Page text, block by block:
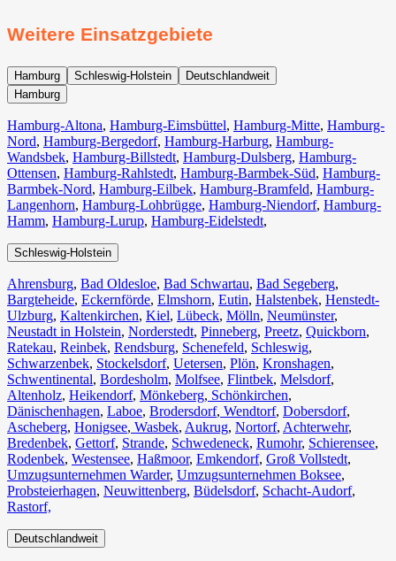
Weitere Einsatzgebiete
Hamburg Schleswig-Holstein
Deutschlandweit
Hamburg
Hamburg-Altona, Hamburg-Eimsbüttel, Hamburg-Mitte, Hamburg-
Nord, Hamburg-Bergedorf, Hamburg-Harburg, Hamburg-
Wandsbek, Hamburg-Billstedt, Hamburg-Dulsberg, Hamburg-
Ottensen, Hamburg-Rahlstedt, Hamburg-Barmbek-Süd, Hamburg-
Barmbek-Nord, Hamburg-Eilbek, Hamburg-Bramfeld, Hamburg-
Langenhorn, Hamburg-Lohbrügge, Hamburg-Niendorf, Hamburg-
Hamm, Hamburg-Lurup, Hamburg-Eidelstedt,
Schleswig-Holstein
Ahrensburg, Bad Oldesloe, Bad Schwartau, Bad Segeberg,
Bargteheide, Eckernförde, Elmshorn, Eutin, Halstenbek, Henstedt-
Ulzburg, Kaltenkirchen, Kiel, Lübeck, Mölln, Neumünster,
Neustadt in Holstein, Norderstedt, Pinneberg, Preetz, Quickborn,
Ratekau, Reinbek, Rendsburg, Schenefeld, Schleswig,
Schwarzenbek, Stockelsdorf, Uetersen, Plön, Kronshagen,
Schwentinental, Bordesholm, Molfsee, Flintbek, Melsdorf,
Altenholz, Heikendorf, Mönkeberg, Schönkirchen,
Dänischenhagen, Laboe, Brodersdorf, Wendtorf, Dobersdorf,
Ascheberg, Honigsee, Wasbek, Aukrug, Nortorf, Achterwehr,
Bredenbek, Gettorf, Strande, Schwedeneck, Rumohr, Schierensee,
Rodenbek, Westensee, Haßmoor, Emkendorf, Groß Vollstedt,
Umzugsunternehmen Warder, Umzugsunternehmen Boksee,
Probsteierhagen, Neuwittenberg, Büdelsdorf, Schacht-Audorf,
Rastorf,
Deutschlandweit